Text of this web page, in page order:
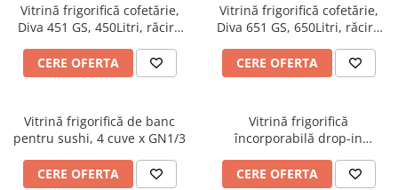
Vitrină frigorifică cofetărie,
Diva 451 GS, 450Litri, răcire
CERE OFERTA
Vitrină frigorifică cofetărie,
Diva 651 GS, 650Litri, răcire
CERE OFERTA
Vitrină frigorifică de banc
pentru sushi, 4 cuve x GN1/3
CERE OFERTA
Vitrină frigorifică
încorporabilă drop-in
CERE OFERTA